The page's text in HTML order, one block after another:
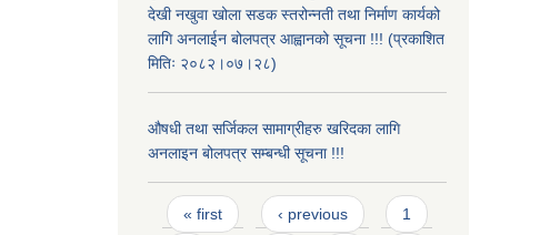
देखी नखुवा खोला सडक स्तरोन्नती तथा निर्माण कार्यको
लागि अनलाईन बोलपत्र आह्वानको सूचना !!! (प्रकाशित
मितिः २०८२।०७।२८)
औषधी तथा सर्जिकल सामाग्रीहरु खरिदका लागि
अनलाइन बोलपत्र सम्बन्धी सूचना !!!
Pages
« first ‹ previous 1